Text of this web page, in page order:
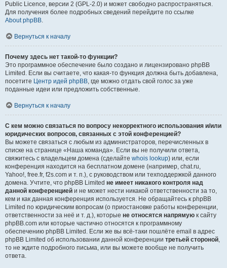
Public Licence, версии 2 (GPL-2.0) и может свободно распространяться.
Для получения более подробных сведений перейдите по ссылке
About phpBB.
Вернуться к началу
Почему здесь нет такой-то функции?
Это программное обеспечение было создано и лицензировано phpBB
Limited. Если вы считаете, что какая-то функция должна быть добавлена,
посетите Центр идей phpBB, где можно отдать свой голос за уже
поданные идеи или предложить собственные.
Вернуться к началу
С кем можно связаться по вопросу некорректного использования и/или
юридических вопросов, связанных с этой конференцией?
Вы можете связаться с любым из администраторов, перечисленных в
списке на странице «Наша команда». Если вы не получили ответа,
свяжитесь с владельцем домена (сделайте whois lookup) или, если
конференция находится на бесплатном домене (например, chat.ru,
Yahoo!, free.fr, f2s.com и т. п.), с руководством или техподдержкой данного
домена. Учтите, что phpBB Limited не имеет никакого контроля над
данной конференцией и не может нести никакой ответственности за то,
кем и как данная конференция используется. Не обращайтесь к phpBB
Limited по юридическим вопросам (о приостановке работы конференции,
ответственности за неё и т. д.), которые не относятся напрямую к сайту
phpBB.com или которые частично относятся к программному
обеспечению phpBB Limited. Если же вы всё-таки пошлёте email в адрес
phpBB Limited об использовании данной конференции третьей стороной,
то не ждите подробного письма, или вы можете вообще не получить
ответа.